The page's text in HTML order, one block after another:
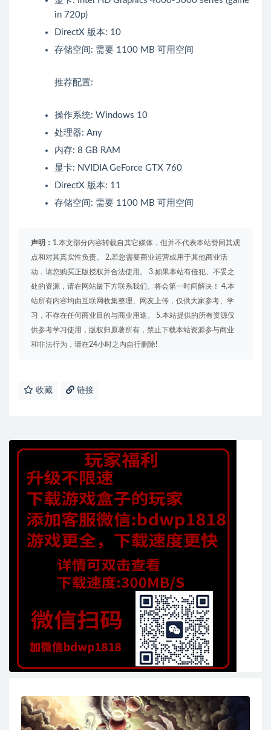
in 720p)
DirectX 版本: 10
存储空间: 需要 1100 MB 可用空间
推荐配置:
操作系统: Windows 10
处理器: Any
内存: 8 GB RAM
显卡: NVIDIA GeForce GTX 760
DirectX 版本: 11
存储空间: 需要 1100 MB 可用空间
声明： 1.本文部分内容转载自其它媒体，但并不代表本站赞同其观
点和对其真实性负责。 2.若您需要商业运营或用于其他商业活
动，请您购买正版授权并合法使用。 3.如果本站有侵犯、不妥之
处的资源，请在网站最下方联系我们。将会第一时间解决！ 4.本
站所有内容均由互联网收集整理、网友上传，仅供大家参考、学
习，不存在任何商业目的与商业用途。 5.本站提供的所有资源仅
供参考学习使用，版权归原著所有，禁止下载本站资源参与商业
和非法行为，请在24小时之内自行删除!
收藏 链接